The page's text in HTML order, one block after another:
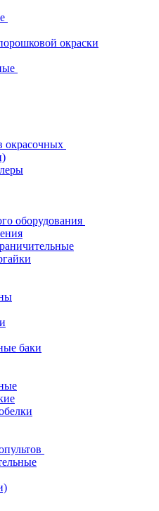
окраски
окрасочных
оборудования
баки